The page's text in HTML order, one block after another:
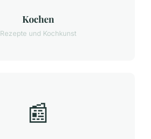
Kochen
Rezepte und Kochkunst
📰